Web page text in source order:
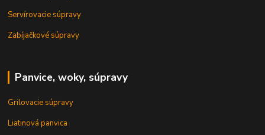
Servírovacie súpravy
Zabíjačkové súpravy
Panvice, woky, súpravy
Grilovacie súpravy
Liatinová panvica